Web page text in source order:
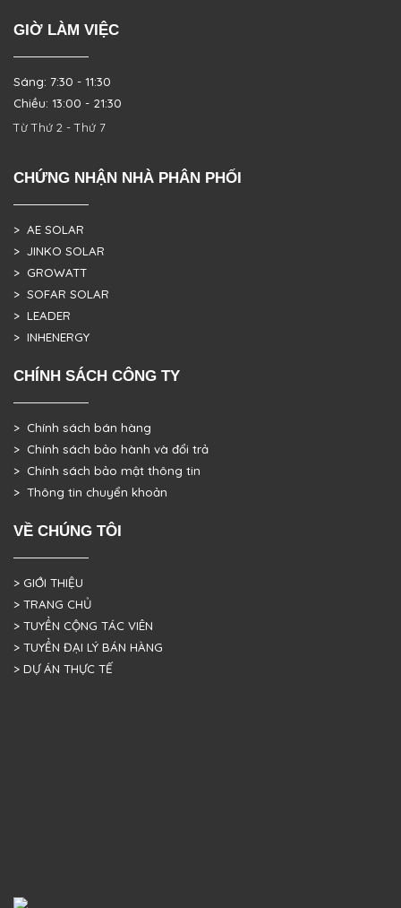
GIỜ LÀM VIỆC
Sáng: 7:30 - 11:30
Chiều: 13:00 - 21:30
Từ Thứ 2 - Thứ 7
CHỨNG NHẬN NHÀ PHÂN PHỐI
> AE SOLAR
> JINKO SOLAR
> GROWATT
> SOFAR SOLAR
> LEADER
> INHENERGY
CHÍNH SÁCH CÔNG TY
> Chính sách bán hàng
> Chính sách bảo hành và đổi trả
> Chính sách bảo mật thông tin
> Thông tin chuyển khoản
VỀ CHÚNG TÔI
> GIỚI THIỆU
> TRANG CHỦ
> TUYỂN CỘNG TÁC VIÊN
> TUYỂN ĐẠI LÝ BÁN HÀNG
> DỰ ÁN THỰC TẾ